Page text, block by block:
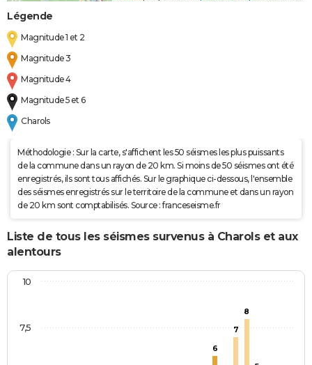
Légende
Magnitude 1 et 2
Magnitude 3
Magnitude 4
Magnitude 5 et 6
Charols
Méthodologie : Sur la carte, s'affichent les 50 séismes les plus puissants
de la commune dans un rayon de 20 km. Si moins de 50 séismes ont été
enregistrés, ils sont tous affichés. Sur le graphique ci-dessous, l'ensemble
des séismes enregistrés sur le territoire de la commune et dans un rayon
de 20 km sont comptabilisés. Source : franceseisme.fr
Liste de tous les séismes survenus à Charols et aux
alentours
6
7
8
10
7,5